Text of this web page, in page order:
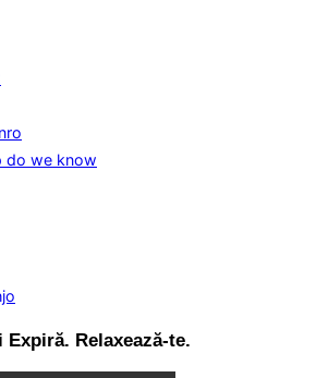
do we know
Relaxează-te.